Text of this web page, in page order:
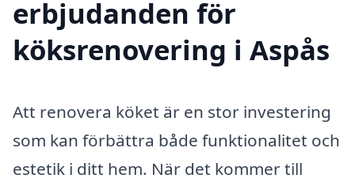
erbjudanden för
köksrenovering i Aspås
Att renovera köket är en stor investering
som kan förbättra både funktionalitet och
estetik i ditt hem. När det kommer till